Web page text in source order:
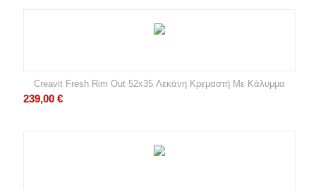
Creavit Fresh Rim Out 52x35 Λεκάνη Κρεμαστή Με Κάλυμμα
239,00 €